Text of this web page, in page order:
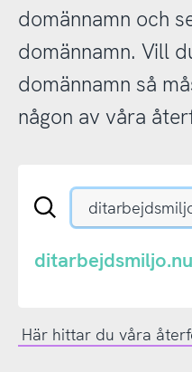
domännamn och
domännamn. Vill
domännamn så
någon av våra
Sök
eller
ditarbejdsmiljo.nu
Här hittar du våra